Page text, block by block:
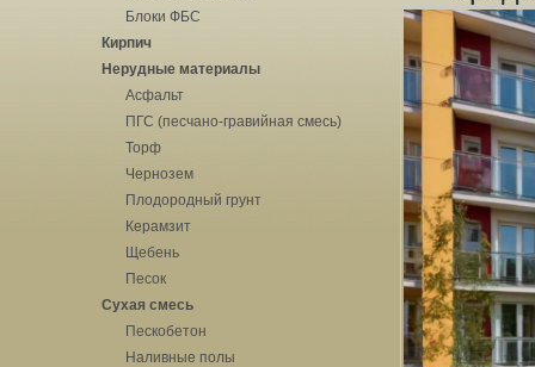
Блоки ФБС
Кирпич
Нерудные материалы
Асфальт
ПГС (песчано-гравийная смесь)
Торф
Чернозем
Плодородный грунт
Керамзит
Щебень
Песок
Сухая смесь
Пескобетон
Наливные полы